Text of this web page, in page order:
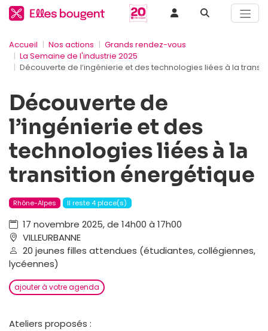
Accueil Nos actions
Grands rendez-vous
La Semaine de l'industrie 2025
Découverte de l’ingénierie et des technologies liées à la
Découverte de
l’ingénierie et des
technologies liées à la
transition énergétique
Rhône-Alpes Il reste 4 place(s)
17 novembre 2025, de 14h00 à 17h00
VILLEURBANNE
20 jeunes filles attendues (étudiantes, collégiennes,
lycéennes)
ajouter à votre agenda
Ateliers proposés :